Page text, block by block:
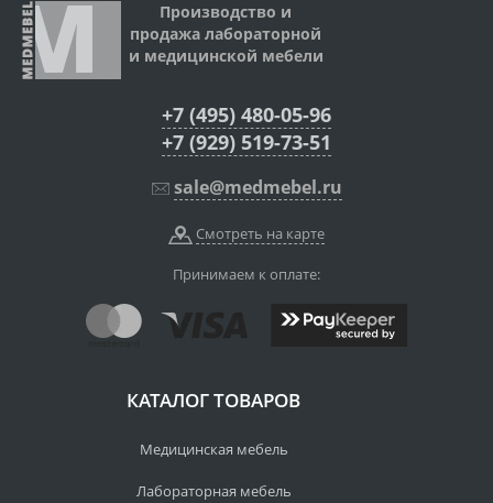
Производство и
продажа лабораторной
и медицинской мебели
+7 (495) 480-05-96
+7 (929) 519-73-51
sale@medmebel.ru
Смотреть на карте
Принимаем к оплате:
КАТАЛОГ ТОВАРОВ
Медицинская мебель
Лабораторная мебель